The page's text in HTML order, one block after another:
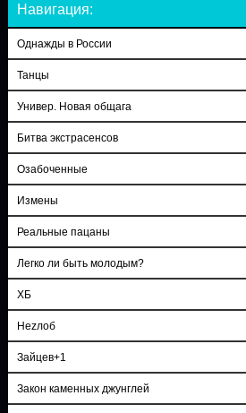
Навигация:
Однажды в России
Танцы
Универ. Новая общага
Битва экстрасенсов
Озабоченные
Измены
Реальные пацаны
Легко ли быть молодым?
ХБ
Неzлоб
Зайцев+1
Закон каменных джунглей